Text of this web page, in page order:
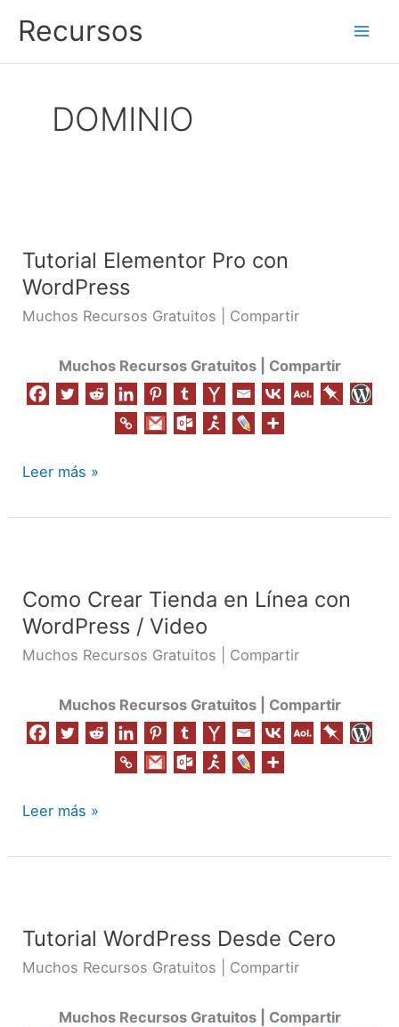
contenido
Recursos
DOMINIO
Tutorial Elementor Pro con
WordPress
Muchos Recursos Gratuitos | Compartir
Muchos Recursos Gratuitos | Compartir
Pro
con
WordPress
Leer más »
Como Crear Tienda en Línea con
WordPress / Video
Muchos Recursos Gratuitos | Compartir
Muchos Recursos Gratuitos | Compartir
Tienda
en
Línea
/
Video
Leer más »
Tutorial WordPress Desde Cero
Muchos Recursos Gratuitos | Compartir
Muchos Recursos Gratuitos | Compartir
Desde
Cero